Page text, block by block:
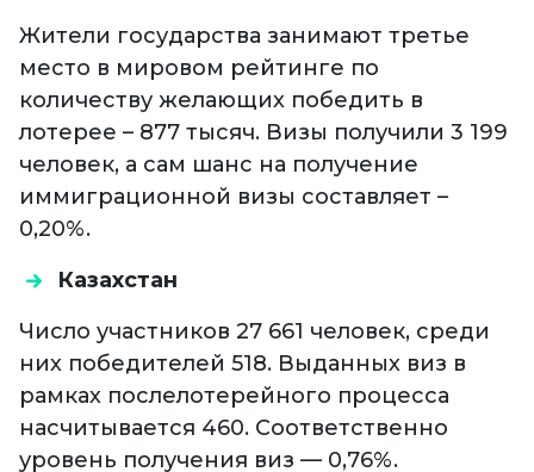
Жители государства занимают третье
место в мировом рейтинге по
количеству желающих победить в
лотерее – 877 тысяч. Визы получили 3 199
человек, а сам шанс на получение
иммиграционной визы составляет –
0,20%.
Казахстан
Число участников 27 661 человек, среди
них победителей 518. Выданных виз в
рамках послелотерейного процесса
насчитывается 460. Соответственно
уровень получения виз — 0,76%.